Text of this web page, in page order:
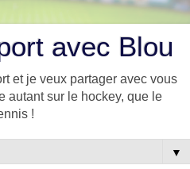
avec Blou
et je veux partager avec vous
autant sur le hockey, que le
!
▼